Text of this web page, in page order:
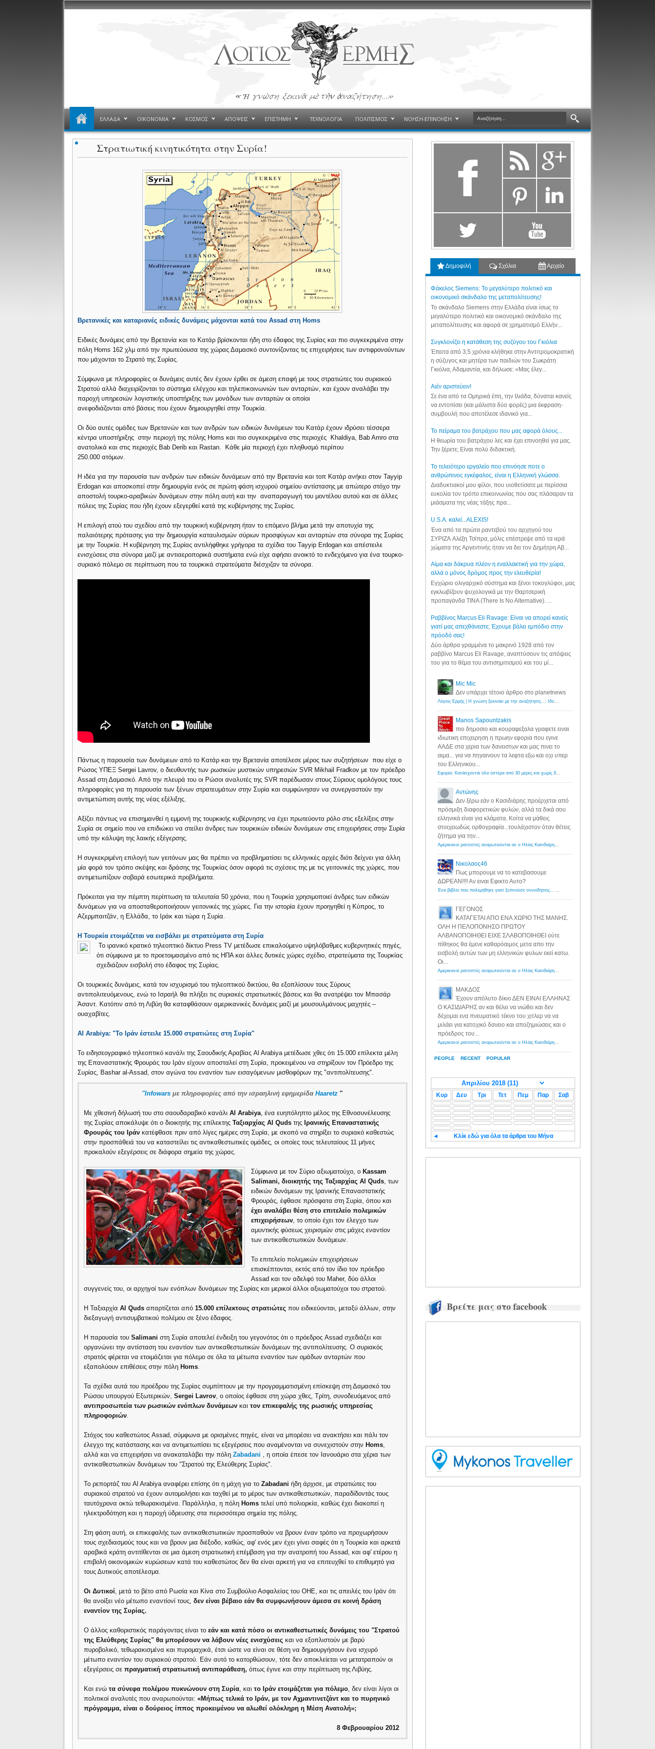
ΕΛΛΑΔΑ ΟΙΚΟΝΟΜΙΑ ΚΟΣΜΟΣ ΑΠΟΨΕΙΣ ΕΠΙΣΤΗΜΗ ΤΕΧΝΟΛΟΓΙΑ ΠΟΛΙΤΙΣΜΟΣ ΝΟΗΣΗ-ΕΠΙΝΟΗΣΗ
Στρατιωτική κινητικότητα στην Συρία!
Βρετανικές και καταριανές ειδικές δυνάμεις μάχονται κατά του Assad στη Homs
Ειδικές δυνάμεις από την Βρετανία και το Κατάρ βρίσκονται ήδη στο έδαφος της Συρίας και πιο συγκεκριμένα στην
πόλη Homs 162 χλμ από την πρωτεύουσα της χώρας Δαμασκό συντονίζοντας τις επιχειρήσεις των αντιφρονούντων
που μάχονται το Στρατό της Συρίας.
Σύμφωνα με πληροφορίες οι δυνάμεις αυτές δεν έχουν έρθει σε άμεση επαφή με τους στρατιώτες του συριακού
Στρατού αλλά διαχειρίζονται το σύστημα ελέγχου και τηλεπικοινωνιών των ανταρτών, και έχουν αναλάβει την
παροχή υπηρεσιών λογιστικής υποστήριξης των μονάδων των ανταρτών οι οποίοι
ανεφοδιάζονται από βάσεις που έχουν δημιουργηθεί στην Τουρκία.
Οι δύο αυτές ομάδες των Βρετανών και των ανδρών των ειδικών δυνάμεων του Κατάρ έχουν ιδρύσει τέσσερα
κέντρα υποστήριξης στην περιοχή της πόλης Homs και πιο συγκεκριμένα στις περιοχές Khaldiya, Bab Amro στα
ανατολικά και στις περιοχές Bab Derib και Rastan. Κάθε μία περιοχή έχει πληθυσμό περίπου
250.000 ατόμων.
Η ιδέα για την παρουσία των ανδρών των ειδικών δυνάμεων από την Βρετανία και τοπ Κατάρ ανήκει στον Tayyip
Erdogan και αποσκοπεί στην δημιουργία ενός σε πρώτη φάση ισχυρού σημείου αντίστασης με απώτερο στόχο την
αποστολή τουρκο-αραβικών δυνάμεων στην πόλη αυτή και την αναπαραγωγή του μοντέλου αυτού και σε άλλες
πόλεις της Συρίας που ήδη έχουν εξεγερθεί κατά της κυβέρνησης της Συρίας.
Η επιλογή ατού του σχεδίου από την τουρκική κυβέρνηση ήταν το επόμενο βλήμα μετά την αποτυχία της
παλαιότερης πρότασης για την δημιουργία καταυλισμών σύριων προσφύγων και ανταρτών στα σύνορα της Συρίας
με την Τουρκία. Η κυβέρνηση της Συρίας αντιλήφθηκε γρήγορα τα σχέδια του Tayyip Erdogan και απέστειλε
ενισχύσεις στα σύνορα μαζί με αντιαεροπορικά συστήματα ενώ είχε αφήσει ανοικτό το ενδεχόμενο για ένα τουρκο-
συριακό πόλεμο σε περίπτωση που τα τουρκικά στρατεύματα διέσχιζαν τα σύνορα.
Πάντως η παρουσία των δυνάμεων από το Κατάρ και την Βρετανία αποτέλεσε μέρος των συζητήσεων που είχε ο
Ρώσος ΥΠΕΞ Sergei Lavrov, ο διευθυντής των ρωσικών μυστικών υπηρεσιών SVR Mikhail Fradkov με τον πρόεδρο
Assad στη Δαμασκό. Από την πλευρά του οι Ρώσοι αναλυτές της SVR παρέδωσαν στους Σύριους ομολόγους τους
πληροφορίες για τη παρουσία των ξένων στρατευμάτων στην Συρία και συμφώνησαν να συνεργαστούν την
αντιμετώπιση αυτής της νέας εξέλιξης.
Αξίζει πάντως να επισημανθεί η εμμονή της τουρκικής κυβέρνησης να έχει πρωτεύοντα ρόλο στις εξελίξεις στην
Συρία σε σημείο που να επιδιώκει να στείλει άνδρες των τουρκικών ειδικών δυνάμεων στις επιχειρήσεις στην Συρία
υπό την κάλυψη της λαικής εξέγερσης.
Η συγκεκριμένη επιλογή των γειτόνων μας θα πρέπει να προβληματίσει τις ελληνικές αρχές διότι δείχνει για άλλη
μία φορά τον τρόπο σκέψης και δράσης της Τουρκίας όσον αφορά τις σχέσεις της με τις γειτονικές της χώρες, που
αντιμετωπίζουν σοβαρά εσωτερικά προβλήματα.
Πρόκειται για την πέμπτη περίπτωση τα τελευταία 50 χρόνια, που η Τουρκία χρησιμοποιεί άνδρες των ειδικών
δυνάμεων για να αποσταθεροποιήσουν γειτονικές της χώρες. Για την ιστορία έχουν προηγηθεί η Κύπρος, το
Αζερμπαιτζάν, η Ελλάδα, το Ιράκ και τώρα η Συρία.
H Τουρκία ετοιμάζεται να εισβάλει με στρατεύματα στη Συρία
Το ιρανικό κρατικό τηλεοπτικό δίκτυο Press TV μετέδωσε επικαλούμενο υψηλόβαθμες κυβερνητικές πηγές,
ότι σύμφωνα με το προετοιμασμένο από τις ΗΠΑ και άλλες δυτικές χώρες σχέδιο, στρατεύματα της Τουρκίας
σχεδιάζουν εισβολή στο έδαφος της Συρίας.
Οι τουρκικές δυνάμεις, κατά τον ισχυρισμό του τηλεοπτικού δικτύου, θα εξοπλίσουν τους Σύρους
αντιπολιτευόμενους, ενώ το Ισραήλ θα πλήξει τις συριακές στρατιωτικές βάσεις και θα ανατρέψει τον Μπασάρ
Άσαντ. Κατόπιν από τη Λιβύη θα καταφθάσουν αμερικανικές δυνάμεις μαζί με μουσουλμάνους μαχητές –
ουαχαβίτες.
Αl Arabiya: "To Iράν έστειλε 15.000 στρατιώτες στη Συρία"
Το ειδησεογραφικό τηλεοπτικό κανάλι της Σαουδικής Αραβίας Al Arabiya μετέδωσε χθες ότι 15.000 επίλεκτα μέλη
της Επαναστατικής Φρουράς του Ιράν είχουν αποσταλεί στη Συρία, προκειμένου να στηρίξουν τον Πρόεδρο της
Συρίας, Bashar al-Assad, στoν αγώνα του εναντίον των εισαγόμενων μισθοφόρων της "αντιπολίτευσης".
''Infowars με πληροφορίες από την ισραηλινή εφημερίδα Haaretz ''
Με χθεσινή δήλωσή του στο σαουδαραβικό κανάλιAl Arabiya, ένα ευηπόληπτο μέλος της Εθνοσυνέλευσης
της Συρίας αποκάλυψε ότι ο διοικητής της επίλεκτηςΤαξιαρχίαςΑl Quds της Ιρανικής Επαναστατικής
Φρουράς του Ιράν κατέφθασε πριν από λίγες ημέρες στη Συρία, με σκοπό να στηρίξει το συριακό καθεστώς
στην προσπάθειά του να καταστείλει τις αντικαθεστωτικές ομάδες, οι οποίες τους τελευταίους 11 μήνες
προκαλούν εξεγέρσεις σε διάφορα σημεία της χώρας.
Σύμφωνα με τον Σύριο αξιωματούχο, ο Kassam
Salimani, διοικητής της Ταξιαρχίας Al Quds, των
ειδικών δυνάμεων της Ιρανικής Επαναστατικής
Φρουράς, έφθασε πρόσφατα στη Συρία, όπου και
έχει αναλάβει θέση στο επιτελείο πολεμικών
επιχειρήσεων, το οποίο έχει τον έλεγχο των
αμυντικής φύσεως χειρισμών στις μάχες εναντίον
των αντικαθεστωτικών δυνάμεων.
Το επιτελείο πολεμικών επιχειρήσεων
επισκέπτονται, εκτός από τον ίδιο τον πρόεδρο
Assad και τον αδελφό του Maher, δύο άλλοι
συγγενείς του, οι αρχηγοί των ενόπλων δυνάμεων της Συρίας και μερικοί άλλοι αξιωματούχοι του στρατού.
Η ΤαξιαρχίαAl Quds απαρτίζεται από15.000 επίλεκτους στρατιώτες που ειδικεύονται, μεταξύ άλλων, στην
διεξαγωγή αντισυμβατικού πολέμου σε ξένο έδαφος.
Η παρουσία τουSalimani στη Συρία αποτελεί ένδειξη του γεγονότος ότι ο πρόεδρος Assad σχεδιάζει και
οργανώνει την αντίσταση του εναντίον των αντικαθεστωτικών δυνάμεων της αντιπολίτευσης. Ο συριακός
στρατός φέρεται να ετοιμάζεται για πόλεμο σε όλα τα μέτωπα εναντίον των ομάδων ανταρτών που
εξαπολύουν επιθέσεις στην πόλη Homs.
Τα σχέδια αυτά του προέδρου της Συρίας συμπίπτουν με την προγραμματισμένη επίσκεψη στη Δαμασκό του
Ρώσου υπουργού Εξωτερικών,Sergei Lavrov, ο οποίος έφθασε στη χώρα χθες, Τρίτη, συνοδευόμενος από
αντιπροσωπεία των ρωσικών ενόπλων δυνάμεων καιτον επικεφαλής της ρωσικής υπηρεσίας
πληροφοριών.
Στόχος του καθεστώτος Assad, σύμφωνα με ορισμένες πηγές, είναι να μπορέσει να ανακτήσει και πάλι τον
έλεγχο της κατάστασης και να αντιμετωπίσει τις εξεγέρσεις που αναμένονται να συνεχιστούν στην Ηoms,
αλλά και να επιχειρήσει να ανακαταλάβει την πόληZabadani , η οποία έπεσε τον Ιανουάριο στα χέρια των
αντικαθεστωτικών δυνάμεων του "Στρατού της Ελεύθερης Συρίας".
Το ρεπορτάζ του Al Arabiya αναφέρει επίσης ότι η μάχη για τοZabadani ήδη άρχισε, με στρατιώτες του
συριακού στρατού να έχουν αυτομολήσει και ταχθεί με το μέρος των αντικαθεστωτικών, παραδίδοντάς τους
ταυτόχρονα οκτώ τεθωρακισμένα. Παράλληλα, η πόλη Ηοms τελεί υπό πολιορκία, καθώς έχει διακοπεί η
ηλεκτροδότηση και η παροχή ύδρευσης στα περισσότερα σημεία της πόλης.
Στη φάση αυτή, οι επικεφαλής των αντικαθεστωτικών προσπαθούν να βρουν έναν τρόπο να προχωρήσουν
τους σχεδιασμούς τους και να βρουν μια διέξοδο, καθώς, αφ' ενός μεν έχει γίνει σαφές ότι η Τουρκία και αρκετά
αραβικά κράτη αντιτίθενται σε μια άμεση στρατιωτική επέμβαση για την ανατροπή του Assad, και αφ' ετέρου η
επιβολή οικονομικών κυρώσεων κατά του καθεστώτος δεν θα είναι αρκετή για να επιτευχθεί το επιθυμητό για
τους Δυτικούς αποτέλεσμα.
Οι Δυτικοί, μετά το βέτο από Ρωσία και Κίνα στο Συμβούλιο Ασφαλείας του ΟΗΕ, και τις απειλές του Ιράν ότι
θα ανοίξει νέο μέτωπο εναντίονί τους,δεν είναι βέβαιο εάν θα συμφωνήσουν άμεσα σε κοινή δράση
εναντίον της Συρίας.
Ο άλλος καθοριστικός παράγοντας είναι τοεάν και κατά πόσο οι αντικαθεστωτικές δυνάμεις του "Στρατού
της Ελεύθερης Συρίας" θα μπορέσουν να λάβουν νέες ενισχύσεις και να εξοπλιστούν με βαρύ
πυροβολικό, τεθωρακισμένα και πυρομαχικά, έτσι ώστε να είναι σε θέση να δημιουργήσουν ένα ισχυρό
μέτωπο εναντίον του συριακού στρατού. Εάν αυτό το κατορθώσουν, τότε δεν αποκλείεται να μετατραπούν οι
εξεγέρσεις σεπραγματική στρατιωτική αντιπαράθεση, όπως έγινε και στην περίπτωση της Λιβύης.
Kαι ενώτα σύνεφα πολέμου πυκνώνουν στη Συρία, καιτο Ιράν ετοιμάζεται για πόλεμο, δεν είναι λίγοι οι
πολιτικοί αναλυτές που αναρωτιούνται:«Μήπως τελικά το Ιράν, με τον Αχμαντινετζάντ και το πυρηνικό
πρόγραμμα, είναι ο δούρειος ίππος προκειμένου να αλωθεί ολόκληρη η Μέση Ανατολή»;
8Φεβρουαρίου 2012
Δημοφιλή Σχόλια Αρχείο
Φάκελος Siemens: Το μεγαλύτερο πολιτικό και
οικονομικό σκάνδαλο της μεταπολίτευσης!
Το σκάνδαλο Siemens στην Ελλάδα είναι ίσως το
μεγαλύτερο πολιτικό και οικονομικό σκάνδαλο της
μεταπολίτευσης και αφορά σε χρηματισμό Ελλήν...
Συγκλονίζει η κατάθεση της συζύγου του Γκιόλια
Έπειτα από 3,5 χρόνια κλήθηκε στην Αντιτρομοκρατική
η σύζυγος και μητέρα των παιδιών του Σωκράτη
Γκιόλια, Αδαμαντία, και δήλωσε: «Μας έλεγ...
Aιέν αριστεύειν!
Σε ένα από τα Ομηρικά έπη, την Ιλιάδα, δύναται κανείς
να εντοπίσει (και μάλιστα δύο φορές) μια έκφραση-
συμβουλή που αποτέλεσε ιδανικό για...
Το πείραμα του βατράχου που μας αφορά όλους...
Η θεωρία του βατράχου λες και έχει επινοηθεί για μας.
Την ξέρετε; Είναι πολύ διδακτική.
Το τελειότερο εργαλείο που επινόησε ποτε ο
ανθρώπινος εγκέφαλος, είναι η Ελληνική γλώσσα.
Διαδυκτιακοί μου φίλοι, που υιοθετίσατε με περίσσια
ευκολία τον τρόπο επικοινωνίας που σας πλάσαραν τα
μιάσματα της νέας τάξης πρα...
U.S.A. καλεί...ALEXIS!
Ένα από τα πρώτα ραντεβού του αρχηγού του
ΣΥΡΙΖΑ Αλέξη Τσίπρα, μόλις επέστρεψε από τα ιερά
χώματα της Αργεντινής ήταν να δει τον Δημήτρη Αβ...
Αίμα και δάκρυα πλέον η εναλλακτική για την χώρα,
αλλά ο μόνος δρόμος προς την ελευθερία!
Εγχώριο ολιγαρχικό σύστημα και ξένοι τοκογλύφοι, μας
εγκλωβίζουν ψυχολογικά με την Θαρτσερική
προπαγάνδα TINA (There Is No Alternative). ...
Ραββίνος Marcus Eli Ravage: Είναι να απορεί κανείς
γιατί μας απεχθάνεστε; Έχουμε βάλει εμπόδιο στην
πρόοδό σας!
Δύο άρθρα γραμμένα το μακρινό 1928 από τον
ραββίνο Marcus Eli Ravage, αναπτύσουν τις απόψεις
του για το θέμα του αντισημιτισμού και του μί...
PEOPLE RECENT POPULAR
Mic Mic
Δεν υπάρχει τέτοιο άρθρο στο planetnews
Λόγιος Ερμής | Η γνώση ξεκινάει με την αναζήτηση...: Ιδού οι 18 που χρωστούν 11 δις ευρώ!
Manos Sapountzakis
πιο δημοσιο και κουραφεξαλα γραφετε ειναι
ιδιωτικη επιχειρηση η πρωην εφορια που εγινε
ΑΑΔΕ στα χερια των δανειστων και μας πινει το
αιμα... για να πηγαινουν τα λεφτα εξω και οχι υπερ
του Ελληνικου...
Εφορία: Κατάσχονται όλα ύστερα από 30 μέρες και χωρίς δικαστικές αποφάσεις - Λόγιος Ερμής
Αντώνης
Δεν ξέρω εάν ο Κασιδιάρης προέρχεται από
πρόσμιξη διαφορετικών φυλών, αλλά τα δικά σου
ελληνικά είναι για κλάματα. Κοίτα να μάθεις
στοιχειωδώς ορθογραφία...τουλάχιστον όταν θέτεις
ζήτημα για την...
Αμερικανοί ρατσιστές αναρωτιούνται αν ο Ηλίας Κασιδιάρης ανήκει στη λευκή φυλή... - Λόγιος Ερμής
Νικολαος46
Πως μπορουμε να το κατεβασουμε
ΔΩΡΕΑΝ!!!! Αν ειναι Εφικτο Αυτο?
Ένα βιβλίο που πολεμήθηκε γιατί ξυπνούσε συνειδήσεις... - Λόγιος Ερμής | Η γνώση ξεκινάει με την αναζήτηση...
ΓΕΓΟΝΟΣ
ΚΑΤΑΓΕΤΑΙ ΑΠΟ ΕΝΑ ΧΩΡΙΟ ΤΗΣ ΜΑΝΗΣ.
ΟΛΗ Η ΠΕΛΟΠΟΝΗΣΟ ΠΡΩΤΟΥ
ΑΛΒΑΝΟΠΟΙΗΘΕΙ ΕΙΧΕ ΣΛΑΒΟΠΟΙΗΘΕΙ ούτε
πίθηκος θα έμενε καθαρόαιμος μετα απο την
εισβολή αυτών των μη ελληνικών φυλων εκεί κατω.
Οι...
Αμερικανοί ρατσιστές αναρωτιούνται αν ο Ηλίας Κασιδιάρης ανήκει στη λευκή φυλή... - Λόγιος Ερμής
ΜΑΚΔΟΣ
Έχουν απόλυτο δίκιο ΔΕΝ ΕΙΝΑΙ ΕΛΛΗΝΑΣ
Ο ΚΑΣΙΔΙΑΡΗΣ αν και θέλει να νιώθει και δεν
δέχομαι ενα πνευματικό τέκνο του χιτλερ να να
μιλάει για κατοχικό δανειο και αποζημιώσεις και ο
πρόεδρος του...
Αμερικανοί ρατσιστές αναρωτιούνται αν ο Ηλίας Κασιδιάρης ανήκει στη λευκή φυλή... - Λόγιος Ερμής
Κυρ Δευ Τρι Τετ Πεμ Παρ Σαβ
◄ Κλίκ εδώ για όλα τα άρθρα του Μήνα
Βρείτε μας στο facebook